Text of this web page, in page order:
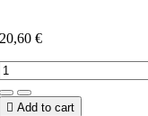
20,60 €
 Add to cart